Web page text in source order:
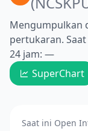
Mengumpulkan
pertukaran. Saat
24 jam: —
SuperChart
Saat ini Open